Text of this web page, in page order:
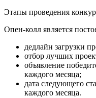
Этапы проведения
Опен-колл является
дедлайн загрузки
отбор лучших
объявление
каждого месяца;
дата следующего
каждого месяца.